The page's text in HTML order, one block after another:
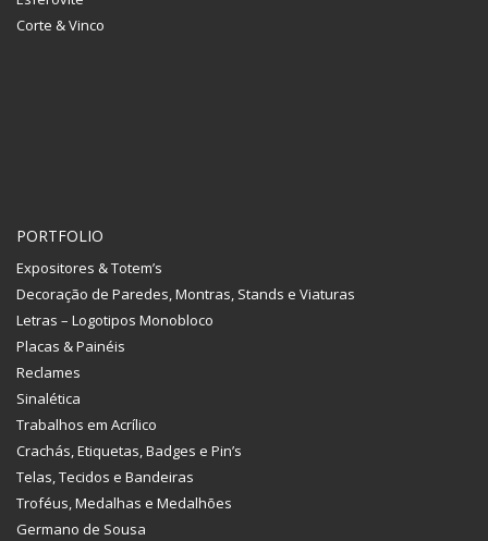
Corte & Vinco
PORTFOLIO
Expositores & Totem’s
Decoração de Paredes, Montras, Stands e Viaturas
Letras – Logotipos Monobloco
Placas & Painéis
Reclames
Sinalética
Trabalhos em Acrílico
Crachás, Etiquetas, Badges e Pin’s
Telas, Tecidos e Bandeiras
Troféus, Medalhas e Medalhões
Germano de Sousa